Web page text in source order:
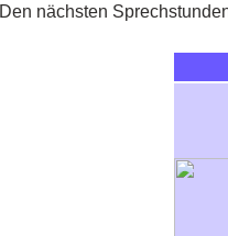
Den nächsten